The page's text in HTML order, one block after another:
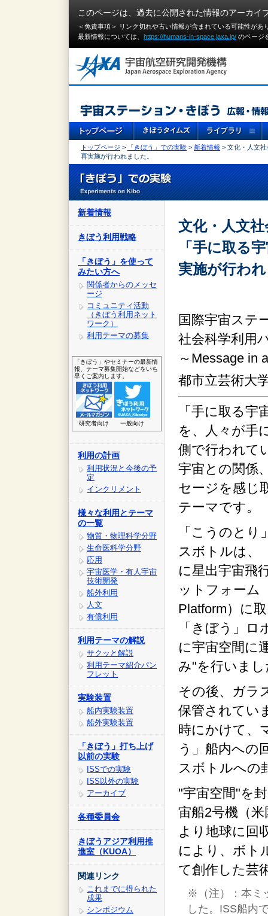
このページは、過去に公開された情報のアーカイ
＜免責事項＞ リンク切れや古い情報が含まれている可能性が
最新情報については、 https://humans-in-space.jaxa.jp/ のページ
トップページ > 「きぼう」での実験 > 新着情報 > 文化・人文
再実施が行われました。
新着情報
きぼう利用戦略
「きぼう」を使って
みたい方へ
関係者からのメッセ
ージ
コミュニティ活動
（きぼう利用ネット
ワーク）
利用テーマの募集
「きぼう」やセミナーの最新情
報、テーマ募集開始などをいち
早くご案内します。
研究者向け 一般向け
利用の計画
利用状況と今後の予
定
インクリメント
様々な利用とテーマ
の一覧
物質・物理科学分野
生命医科学分野
応用
宇宙医学・有人宇宙
技術開発
船外利用
人文
有償利用
利用テーマの解説
サクッと解説
利用テーマ紹介パン
フレット
実験装置
船内実験装置
船外実験装置
「きぼう」打ち上げ
以前の実験
ISSでの実験
ISS以外の実験
アーカイブ
各種委員会
きぼうアジア利用推
進室（KUOA）
関連リンク
これまでに得られた
成果
シンポジウム
文化・人文
「手に取る
実施が行わ
国際宇宙ステ
社会科学利用
～Message in
都市立芸術大
「手に取る
を、人々が手
側で行われて
宇宙との関係
セージを感じ
テーマです。
「こうのと
スボトルは、
に星出宇宙飛
ットフォーム
Platform）に
「きぼう」
に宇宙空間に
み"を行いまし
その後、ガラ
保管されてい
時にかけて、
う」船内への
スボトルへの
"宇宙空間"を
宙船2号機（
より地球に回
により、ボト
て創作した芸
※（注）：本ミ
した。ISS船内